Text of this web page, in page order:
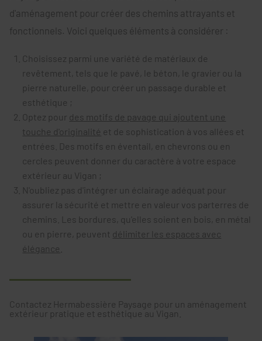
d'aménagement pour créer des chemins attrayants et
fonctionnels. Voici quelques éléments à considérer :
Choisissez parmi une variété de matériaux de
revêtement, tels que le pavé, le béton, le gravier ou la
pierre naturelle, pour créer un passage durable et
esthétique ;
Optez pour des motifs de pavage qui ajoutent une
touche d'originalité et de sophistication à vos allées et
entrées. Des motifs en éventail, en chevrons ou en
cercles peuvent donner du caractère à votre espace
extérieur au Vigan ;
N'oubliez pas d'intégrer un éclairage adéquat pour
assurer la sécurité et mettre en valeur vos parterres de
chemins. Les bordures, qu'elles soient en bois, en métal
ou en pierre, peuvent délimiter les espaces avec
élégance
Contactez Hermabessière Paysage pour un aménagement
extérieur pratique et esthétique au Vigan.